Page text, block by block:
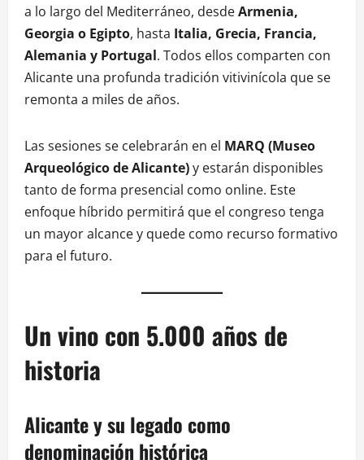
a lo largo del Mediterráneo, desdeArmenia,
Georgia o Egipto, hasta Italia, Grecia, Francia,
Alemania y Portugal. Todos ellos comparten con
Alicante una profunda tradición vitivinícola que se
remonta a miles de años.
Las sesiones se celebrarán en el MARQ (Museo
Arqueológico de Alicante)y estarán disponibles
tanto de forma presencial como online. Este
enfoque híbrido permitirá que el congreso tenga
un mayor alcance y quede como recurso formativo
para el futuro.
Un vino con 5.000 años de
historia
Alicante y su legado como
denominación histórica